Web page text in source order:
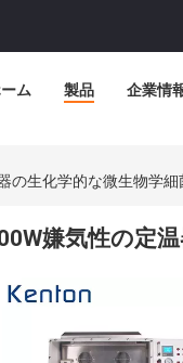
ム 製品 企業情
の生化学的な微生物学
嫌気性の定